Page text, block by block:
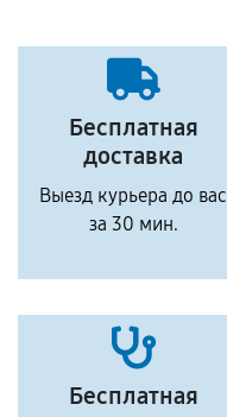
Бесплатная
доставка
Выезд курьера до вас
за 30 мин.
Бесплатная